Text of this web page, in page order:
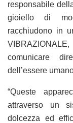
responsabile
gioiello di
racchiudono in
comunicare
dell’essere
“Queste
attraverso un
dolcezza ed